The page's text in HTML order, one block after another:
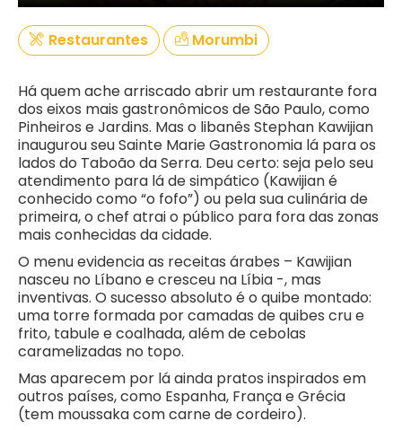
Restaurantes Morumbi
Há quem ache arriscado abrir um restaurante fora
dos eixos mais gastronômicos de São Paulo, como
Pinheiros e Jardins. Mas o libanês Stephan Kawijian
inaugurou seu Sainte Marie Gastronomia lá para os
lados do Taboão da Serra. Deu certo: seja pelo seu
atendimento para lá de simpático (Kawijian é
conhecido como “o fofo”) ou pela sua culinária de
primeira, o chef atrai o público para fora das zonas
mais conhecidas da cidade.
O menu evidencia as receitas árabes – Kawijian
nasceu no Líbano e cresceu na Líbia -, mas
inventivas. O sucesso absoluto é o quibe montado:
uma torre formada por camadas de quibes cru e
frito, tabule e coalhada, além de cebolas
caramelizadas no topo.
Mas aparecem por lá ainda pratos inspirados em
outros países, como Espanha, França e Grécia
(tem moussaka com carne de cordeiro).